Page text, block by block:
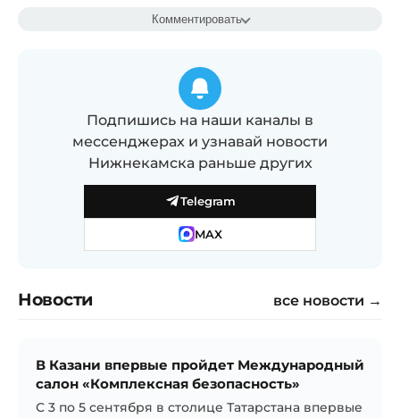
Комментировать
Подпишись на наши каналы в
мессенджерах и узнавай новости
Нижнекамска раньше других
Telegram
MAX
Новости все новости →
В Казани впервые пройдет Международный
салон «Комплексная безопасность»
С 3 по 5 сентября в столице Татарстана впервые